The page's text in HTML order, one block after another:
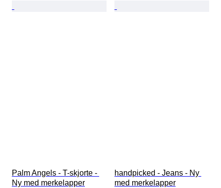
Palm Angels - T-skjorte -
Ny med merkelapper
handpicked - Jeans - Ny
med merkelapper